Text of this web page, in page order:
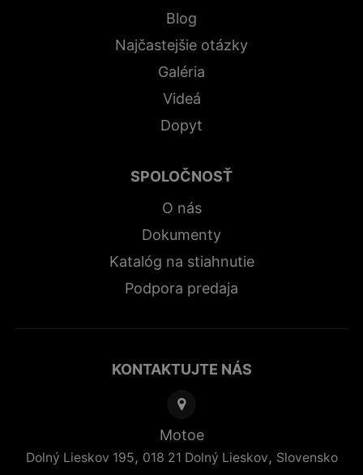
Blog
Najčastejšie otázky
Galéria
Videá
Dopyt
SPOLOČNOSŤ
O nás
Dokumenty
Katalóg na stiahnutie
Podpora predaja
KONTAKTUJTE NÁS
Motoe
Dolný Lieskov 195, 018 21 Dolný Lieskov, Slovensko